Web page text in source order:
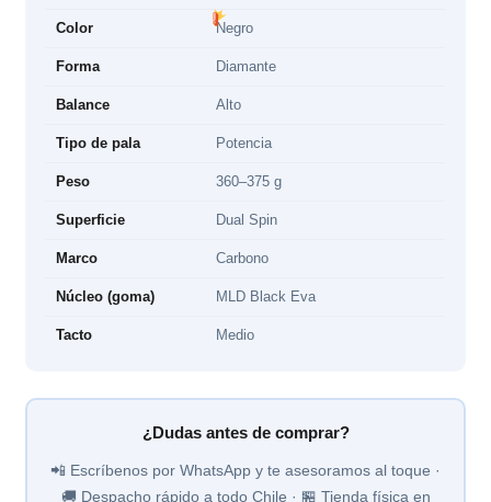
Color Negro
Forma Diamante
Balance Alto
Tipo de pala Potencia
Peso 360–375 g
Superficie Dual Spin
Marco Carbono
Núcleo (goma) MLD Black Eva
Tacto Medio
¿Dudas antes de comprar?
📲 Escríbenos por WhatsApp y te asesoramos al toque ·
🚚 Despacho rápido a todo Chile · 🏪 Tienda física en